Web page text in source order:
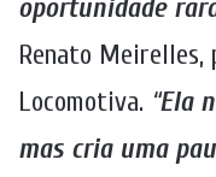
oportunidade
Renato
Locomotiva. “Ela
mas cria uma